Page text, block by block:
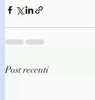
Post recenti